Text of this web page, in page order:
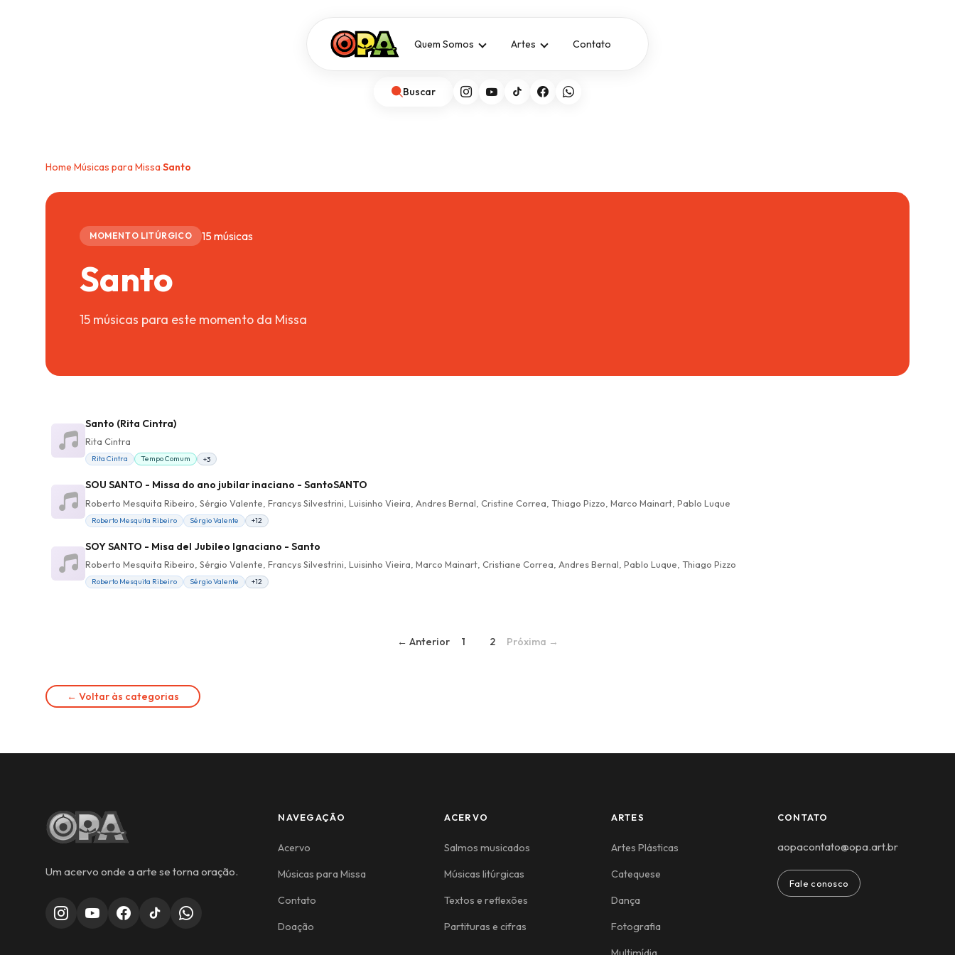
Quem Somos Artes Contato
Buscar
Home Músicas para MissaSanto
MOMENTO LITÚRGICO 15 músicas
Santo
15 músicas para este momento da Missa
Santo (Rita Cintra)
Rita Cintra
Rita Cintra Tempo Comum +3
SOU SANTO - Missa do ano jubilar inaciano - SantoSANTO
Roberto Mesquita Ribeiro, Sérgio Valente, Francys Silvestrini, Luisinho Vieira, Andres Bernal, Cristine Correa, Thiago Pizzo, Marco Mainart, Pablo Luque
Roberto Mesquita Ribeiro Sérgio Valente +12
SOY SANTO - Misa del Jubileo Ignaciano - Santo
Roberto Mesquita Ribeiro, Sérgio Valente, Francys Silvestrini, Luisinho Vieira, Marco Mainart, Cristiane Correa, Andres Bernal, Pablo Luque, Thiago Pizzo
Roberto Mesquita Ribeiro Sérgio Valente +12
← Anterior 1 2 Próxima →
← Voltar às categorias
Um acervo onde a arte se torna oração.
NAVEGAÇÃO
Acervo
Músicas para Missa
Contato
Doação
ACERVO
Salmos musicados
Músicas litúrgicas
Textos e reflexões
Partituras e cifras
ARTES
Artes Plásticas
Catequese
Dança
Fotografia
CONTATO
aopacontato@opa.art.br
Fale conosco